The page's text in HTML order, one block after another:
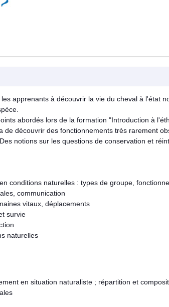
apprenants à découvrir la vie du cheval à l'état
abordés lors de la formation "Introduction à
de découvrir des fonctionnements très rarement
notions sur les questions de conservation et
conditions naturelles : types de groupe,
communication
vitaux, déplacements
survie
naturelles
en situation naturaliste ; répartition et